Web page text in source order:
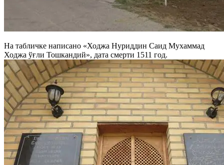
На табличке написано «Ходжа Нуриддин Саид Мухаммад
Ходжа ўғли Тошкандий», дата смерти 1511 год.